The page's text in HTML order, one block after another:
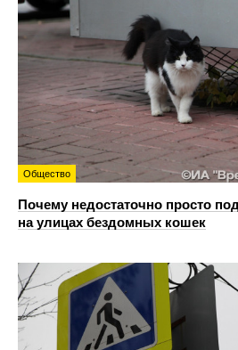
Общество
Почему недостаточно просто
на улицах бездомных кошек